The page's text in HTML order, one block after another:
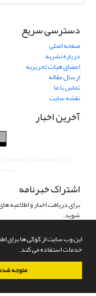
این وب سایت از کوکی ها برای
خدمات استفاده می کند.
متوجه
دسترسی سریع
صفحه اصلی
درباره نشریه
اعضای هیات تحریریه
ارسال مقاله
تماس با ما
نقشه سایت
آخرین اخبار
اشتراک خبرنامه
برای دریافت اخبار و
شوید.
سامانه مدیریت نشریات علمی.